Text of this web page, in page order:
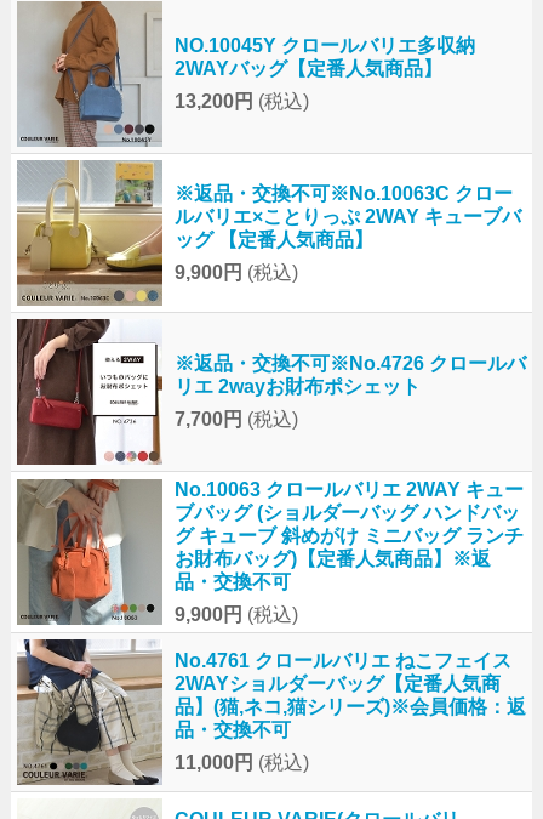
NO.10045Y クロールバリエ多収納
2WAYバッグ【定番人気商品】
13,200円 (税込)
※返品・交換不可※No.10063C クロー
ルバリエ×ことりっぷ 2WAY キューブバ
ッグ 【定番人気商品】
9,900円 (税込)
※返品・交換不可※No.4726 クロールバ
リエ 2wayお財布ポシェット
7,700円 (税込)
No.10063 クロールバリエ 2WAY キュー
ブバッグ (ショルダーバッグ ハンドバッ
グ キューブ 斜めがけ ミニバッグ ランチ
お財布バッグ)【定番人気商品】※返
品・交換不可
9,900円 (税込)
No.4761 クロールバリエ ねこフェイス
2WAYショルダーバッグ【定番人気商
品】(猫,ネコ,猫シリーズ)※会員価格：返
品・交換不可
11,000円 (税込)